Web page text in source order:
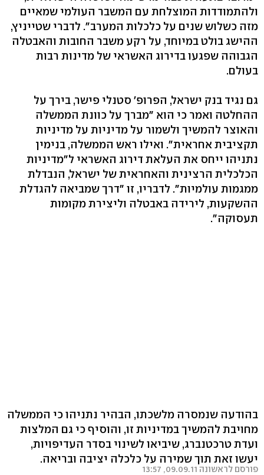
ולהתמודדות המוצלחת עם המשבר העולמי שמאיים
מזה כשלוש שנים על כלכלות המערב". לדברי שטייניץ,
ההישג בולט במיוחד, על רקע משבר החובות והאבטלה
הגבוהה שפגעו בדירוג האשראי של מדינות רבות
בעולם.
גם נגיד בנק ישראל, הפרופ' סטנלי פישר, בירך על
ההחלטה ואמר כי הוא "מברך על כוונת הממשלה
והאוצר להמשיך ולשמור על מדיניות על מדיניות
תקציבית אחראית". ואילו ראש הממשלה, בנימין
נתניהו ייחס את העלאת דירוג האשראי ל"מדיניות
הכלכלית הרצינית והאחראית של ישראל, הנבדלת
ממגמות עולמיות". לדבריו, זו "דרך שמביאה להגדלת
ההשקעות, לירידה באבטלה וליצירת מקומות
תעסוקה".
בהודעה שנמסרה מלשכתו, הבהיר נתניהו כי הממשלה
מחויבת להמשיך במדיניות זו, והוסיף כי גם המלצות
ועדת טרכטנברג, שיביאו לשינוי בסדר העדיפויות,
יעשו זאת תוך שמירה על כלכלה יציבה ובריאה.
פורסם לראשונה 09.09.11, 13:57